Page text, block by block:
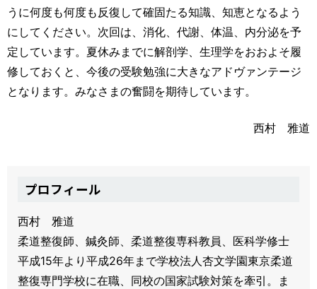
うに何度も何度も反復して確固たる知識、知恵となるよう
にしてください。次回は、消化、代謝、体温、内分泌を予
定しています。夏休みまでに解剖学、生理学をおおよそ履
修しておくと、今後の受験勉強に大きなアドヴァンテージ
となります。みなさまの奮闘を期待しています。
西村 雅道
プロフィール
西村 雅道
柔道整復師、鍼灸師、柔道整復専科教員、医科学修士
平成15年より平成26年まで学校法人杏文学園東京柔道
整復専門学校に在職、同校の国家試験対策を牽引。ま